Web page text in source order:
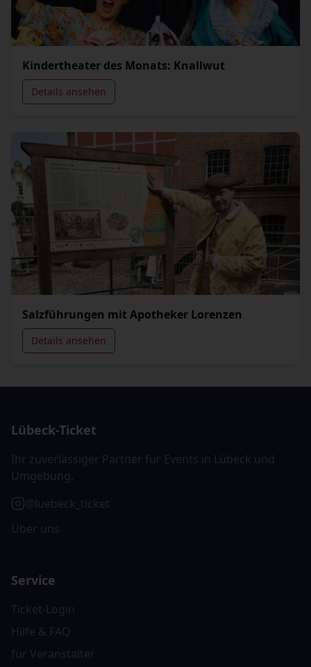
Kindertheater des Monats: Knallwut
Details ansehen
Salzführungen mit Apotheker Lorenzen
Details ansehen
Lübeck-Ticket
Ihr zuverlässiger Partner für Events in Lübeck und
Umgebung.
@luebeck_ticket
Über uns
Service
Ticket-Login
Hilfe & FAQ
für Veranstalter